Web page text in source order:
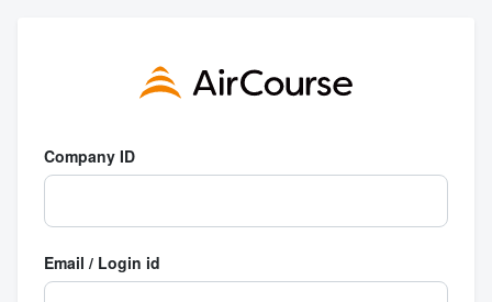
Company ID
Email / Login id